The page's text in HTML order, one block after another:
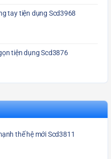
tay tiện dụng Scd3968
tiện dụng Scd3876
thế hệ mới Scd3811